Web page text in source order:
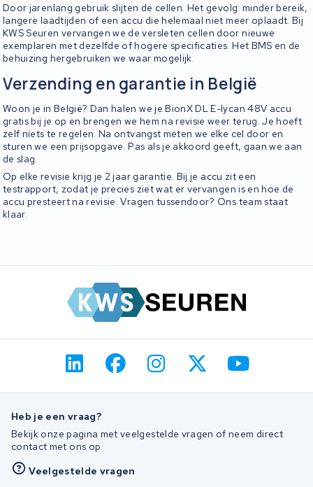
Door jarenlang gebruik slijten de cellen. Het gevolg: minder bereik,
langere laadtijden of een accu die helemaal niet meer oplaadt. Bij
KWS Seuren vervangen we de versleten cellen door nieuwe
exemplaren met dezelfde of hogere specificaties. Het BMS en de
behuizing hergebruiken we waar mogelijk.
Verzending en garantie in België
Woon je in België? Dan halen we je BionX DL E-lycan 48V accu
gratis bij je op en brengen we hem na revisie weer terug. Je hoeft
zelf niets te regelen. Na ontvangst meten we elke cel door en
sturen we een prijsopgave. Pas als je akkoord geeft, gaan we aan
de slag.
Op elke revisie krijg je 2 jaar garantie. Bij je accu zit een
testrapport, zodat je precies ziet wat er vervangen is en hoe de
accu presteert na revisie. Vragen tussendoor? Ons team staat
klaar.
Heb je een vraag?
Bekijk onze pagina met veelgestelde vragen of neem direct
contact met ons op.
Veelgestelde vragen